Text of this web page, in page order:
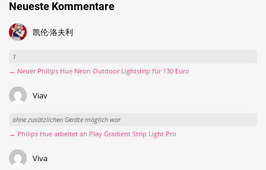
Neueste Kommentare
凯伦·洛夫利
1
→ Neuer Philips Hue Neon Outdoor Lightstrip für 130 Euro
Viav
ohne zusätzlichen Geräte möglich war
→ Philips Hue arbeitet an Play Gradient Strip Light Pro
Viva